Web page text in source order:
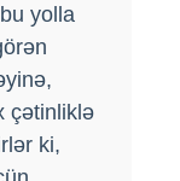
yolla
çətinliklə
ki,